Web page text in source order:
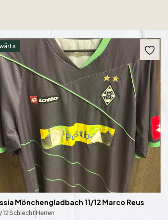
Mönchengladbach 11/12 Marco Reus
12SchlechtHerren